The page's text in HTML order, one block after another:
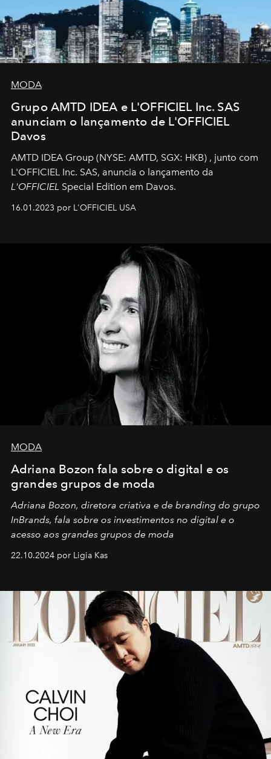
MODA
Grupo AMTD IDEA e L'OFFICIEL Inc. SAS
anunciam o lançamento de L'OFFICIEL
Davos
AMTD IDEA Group (NYSE: AMTD, SGX: HKB) , junto com
L'OFFICIEL Inc. SAS, anuncia o lançamento da
L'OFFICIEL Special Edition em Davos.
16.01.2023 por L'OFFICIEL USA
MODA
Adriana Bozon fala sobre o digital e os
grandes grupos de moda
Adriana Bozon, diretora criativa e de branding do grupo
InBrands, fala sobre os investimentos no digital e o
acesso aos grandes grupos de moda
22.10.2024 por Ligia Kas